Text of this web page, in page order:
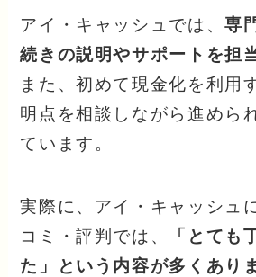
アイ・キャッシュでは、専
続きの説明やサポートを担
また、初めて現金化を利用
明点を相談しながら進めら
ています。
実際に、アイ・キャッシュ
コミ・評判では、
「とても
た」という内容が多くあり